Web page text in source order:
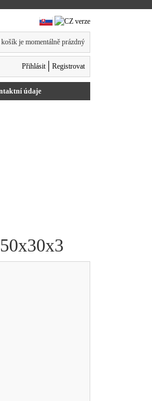
košík je momentálně prázdný
Přihlásit Registrovat
ní údaje